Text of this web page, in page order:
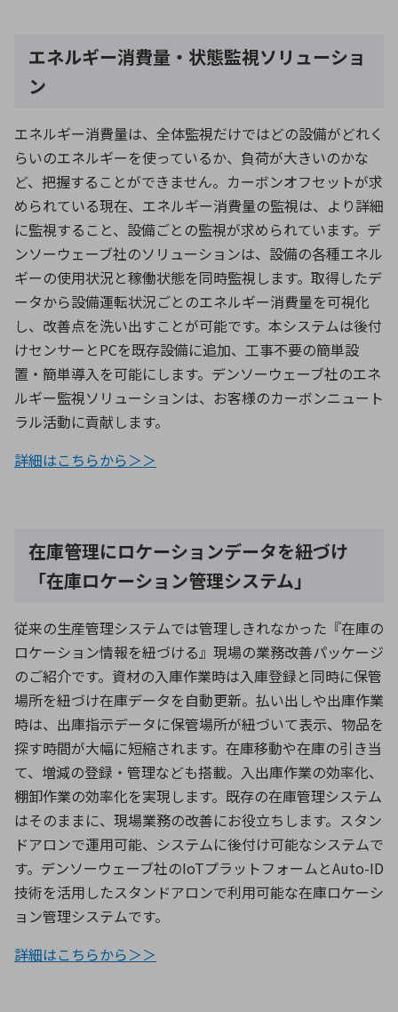
エネルギー消費量・状態監視ソリューショ
ン
エネルギー消費量は、全体監視だけではどの設備がどれく
らいのエネルギーを使っているか、負荷が大きいのかな
ど、把握することができません。カーボンオフセットが求
められている現在、エネルギー消費量の監視は、より詳細
に監視すること、設備ごとの監視が求められています。デ
ンソーウェーブ社のソリューションは、設備の各種エネル
ギーの使用状況と稼働状態を同時監視します。取得したデ
ータから設備運転状況ごとのエネルギー消費量を可視化
し、改善点を洗い出すことが可能です。本システムは後付
けセンサーとPCを既存設備に追加、工事不要の簡単設
置・簡単導入を可能にします。デンソーウェーブ社のエネ
ルギー監視ソリューションは、お客様のカーボンニュート
ラル活動に貢献します。
詳細はこちらから＞＞
在庫管理にロケーションデータを紐づけ
「在庫ロケーション管理システム」
従来の生産管理システムでは管理しきれなかった『在庫の
ロケーション情報を紐づける』現場の業務改善パッケージ
のご紹介です。資材の入庫作業時は入庫登録と同時に保管
場所を紐づけ在庫データを自動更新。払い出しや出庫作業
時は、出庫指示データに保管場所が紐づいて表示、物品を
探す時間が大幅に短縮されます。在庫移動や在庫の引き当
て、増減の登録・管理なども搭載。入出庫作業の効率化、
棚卸作業の効率化を実現します。既存の在庫管理システム
はそのままに、現場業務の改善にお役立ちします。スタン
ドアロンで運用可能、システムに後付け可能なシステムで
す。デンソーウェーブ社のIoTプラットフォームとAuto-ID
技術を活用したスタンドアロンで利用可能な在庫ロケーシ
ョン管理システムです。
詳細はこちらから＞＞